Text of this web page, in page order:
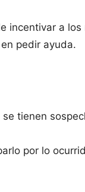
incentivar a los
pedir ayuda.
tienen
por lo